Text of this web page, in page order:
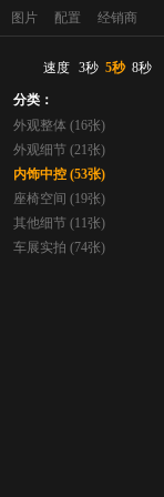
图片 配置 经销商
速度 3秒 5秒 8秒
分类：
外观整体 (16张)
外观细节 (21张)
内饰中控 (53张)
座椅空间 (19张)
其他细节 (11张)
车展实拍 (74张)